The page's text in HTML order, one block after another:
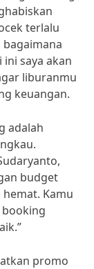
terlalu
saya akan
liburanmu
keuangan.
adalah
budget
Kamu
promo